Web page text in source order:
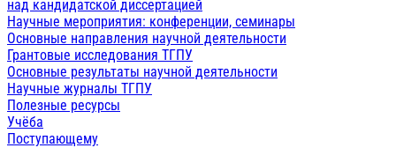
над кандидатской диссертацией
Научные мероприятия: конференции, семинары
Основные направления научной деятельности
Грантовые исследования ТГПУ
Основные результаты научной деятельности
Научные журналы ТГПУ
Полезные ресурсы
Учёба
Поступающему